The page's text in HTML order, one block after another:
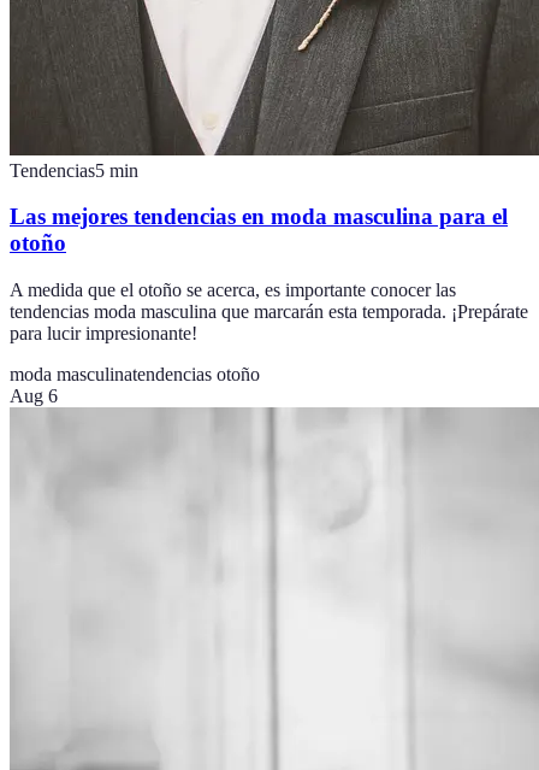
Tendencias5 min
Las mejores tendencias en moda masculina para el
otoño
A medida que el otoño se acerca, es importante conocer las
tendencias moda masculina que marcarán esta temporada. ¡Prepárate
para lucir impresionante!
moda masculinatendencias otoño
Aug 6